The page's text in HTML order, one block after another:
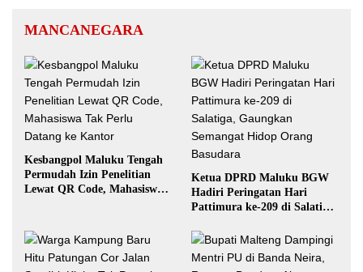
MANCANEGARA
Kesbangpol Maluku Tengah
Permudah Izin Penelitian
Lewat QR Code, Mahasiswa
Ketua DPRD Maluku BGW
Hadiri Peringatan Hari
Pattimura ke-209 di Salatiga,
Orang Basudara